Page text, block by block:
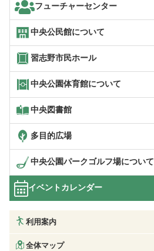
フューチャーセンター
中央公民館について
習志野市民ホール
中央公園体育館について
中央図書館
多目的広場
中央公園パークゴルフ場について
イベントカレンダー
利用案内
全体マップ